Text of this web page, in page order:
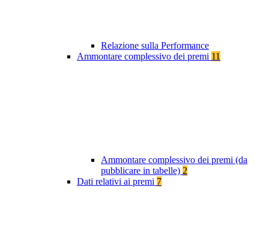
Relazione sulla Performance
Ammontare complessivo dei premi 11
Ammontare complessivo dei premi (da
pubblicare in tabelle) 2
Dati relativi ai premi 7